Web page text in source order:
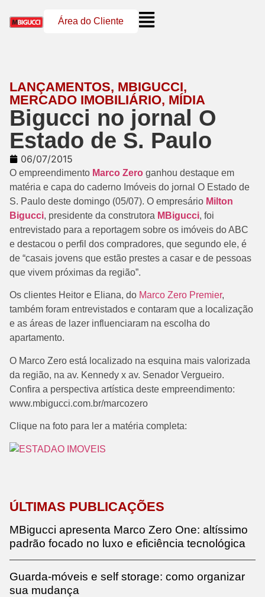
Área do Cliente
LANÇAMENTOS, MBIGUCCI,
MERCADO IMOBILIÁRIO, MÍDIA
Bigucci no jornal O
Estado de S. Paulo
06/07/2015
O empreendimento Marco Zero ganhou destaque em
matéria e capa do caderno Imóveis do jornal O Estado de
S. Paulo deste domingo (05/07). O empresário Milton
Bigucci, presidente da construtora MBigucci, foi
entrevistado para a reportagem sobre os imóveis do ABC
e destacou o perfil dos compradores, que segundo ele, é
de “casais jovens que estão prestes a casar e de pessoas
que vivem próximas da região”.
Os clientes Heitor e Eliana, do Marco Zero Premier,
também foram entrevistados e contaram que a localização
e as áreas de lazer influenciaram na escolha do
apartamento.
O Marco Zero está localizado na esquina mais valorizada
da região, na av. Kennedy x av. Senador Vergueiro.
Confira a perspectiva artística deste empreendimento:
www.mbigucci.com.br/marcozero
Clique na foto para ler a matéria completa:
ÚLTIMAS PUBLICAÇÕES
MBigucci apresenta Marco Zero One: altíssimo
padrão focado no luxo e eficiência tecnológica
Guarda-móveis e self storage: como organizar
sua mudança